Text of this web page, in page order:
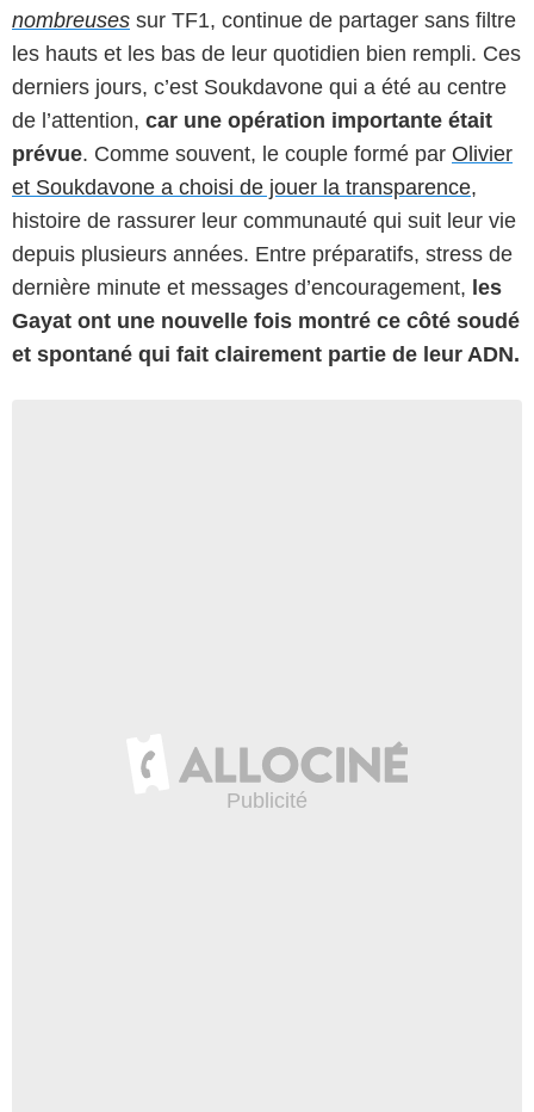
nombreuses sur TF1, continue de partager sans filtre
les hauts et les bas de leur quotidien bien rempli. Ces
derniers jours, c’est Soukdavone qui a été au centre
de l’attention, car une opération importante était
prévue. Comme souvent, le couple formé par Olivier
et Soukdavone a choisi de jouer la transparence,
histoire de rassurer leur communauté qui suit leur vie
depuis plusieurs années. Entre préparatifs, stress de
dernière minute et messages d’encouragement, les
Gayat ont une nouvelle fois montré ce côté soudé
et spontané qui fait clairement partie de leur ADN.